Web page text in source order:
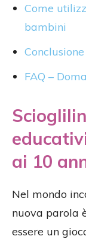
Come
bambini
Conclusione
FAQ –
ai 10
Nel mondo
nuova parola
essere un